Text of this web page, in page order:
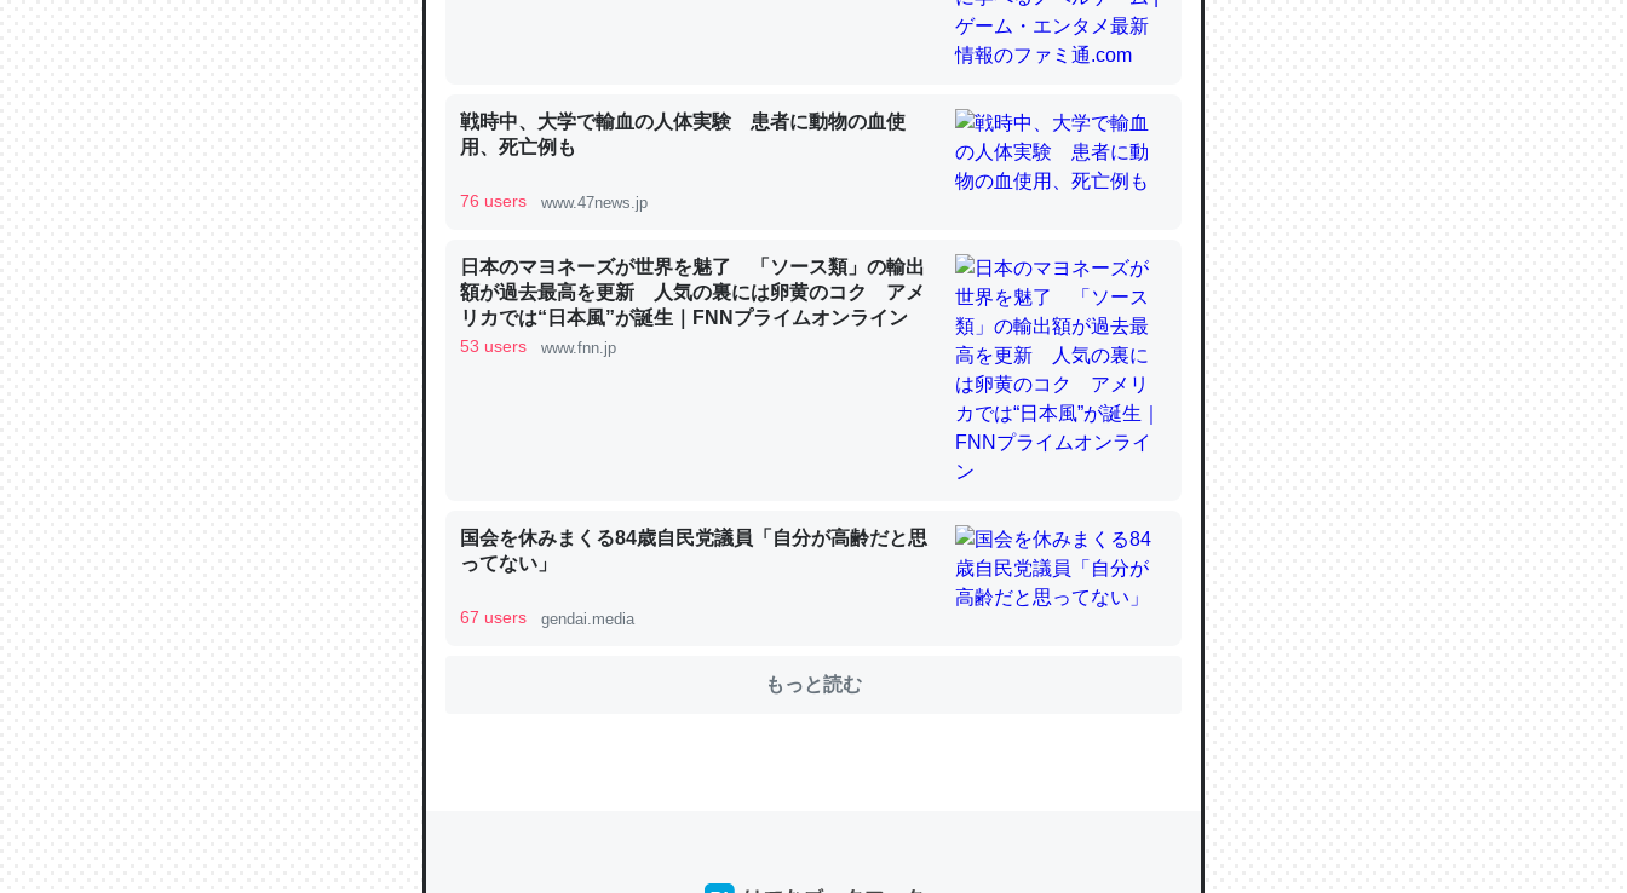
は」とあって面白い。海にいる鋏角類（カブトガニ・ウミグモ）はカルシウムを使わずキ
類だと殻を無くしてナメクジになったり努力してるし。
─ニュース :: 【研究発表】昆虫学の大問題＝「昆虫はなぜ海にいないのか」に関する新仮説
ウチもEchoを実家に置いて４年。でたまに覗いてる。ぼちぼちRingも置こうかと画策
中。あと、Googleマップで位置情報を共有してる。電池残量や充電中かが分かるのでこ
─たまにLINEするくらいだった遠方の父67歳と僕。ITツール導入でコミュニケーションが劇的に変化し
た｜tayorini by LIFULL介護
戦時中、大学で輸血の人体実験 患者に動物の血使
用、死亡例も
76 users www.47news.jp
日本のマヨネーズが世界を魅了 「ソース類」の輸出
額が過去最高を更新 人気の裏には卵黄のコク アメ
リカでは“日本風”が誕生｜FNNプライムオンライン
53 users www.fnn.jp
国会を休みまくる84歳自民党議員「自分が高齢だと思
ってない」
67 users gendai.media
もっと読む